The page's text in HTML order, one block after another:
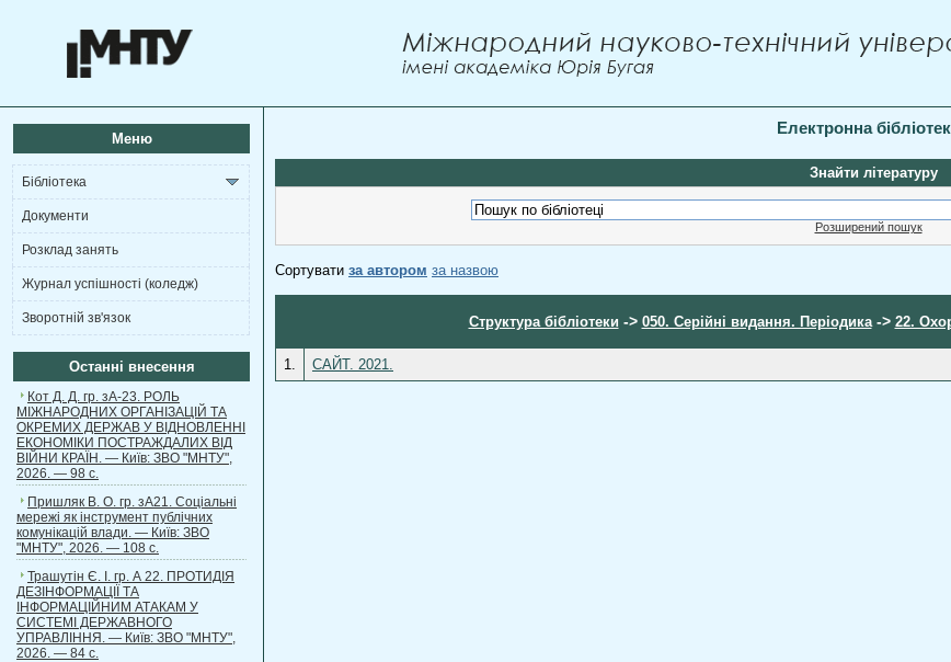
Меню
Бібліотека
Документи
Розклад занять
Журнал успішності (коледж)
Зворотній зв'язок
Останні внесення
Кот Д. Д. гр. зА-23. РОЛЬ
МІЖНАРОДНИХ ОРГАНІЗАЦІЙ ТА
ОКРЕМИХ ДЕРЖАВ У ВІДНОВЛЕННІ
ЕКОНОМІКИ ПОСТРАЖДАЛИХ ВІД
ВІЙНИ КРАЇН. — Київ: ЗВО "МНТУ",
2026. — 98 с.
Пришляк В. О. гр. зА21. Соціальні
мережі як інструмент публічних
комунікацій влади. — Київ: ЗВО
"МНТУ", 2026. — 108 с.
Трашутін Є. І. гр. А 22. ПРОТИДІЯ
ДЕЗІНФОРМАЦІЇ ТА
ІНФОРМАЦІЙНИМ АТАКАМ У
СИСТЕМІ ДЕРЖАВНОГО
УПРАВЛІННЯ. — Київ: ЗВО "МНТУ",
2026. — 84 с.
Електронна
Знайти літературу
Розширений пошук
Сортувати за автором за назвою
Структура бібліотеки -> 050. Серійні видання. Періодика-> 22.
1. САЙТ. 2021.